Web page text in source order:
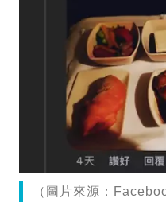
（圖片來源：